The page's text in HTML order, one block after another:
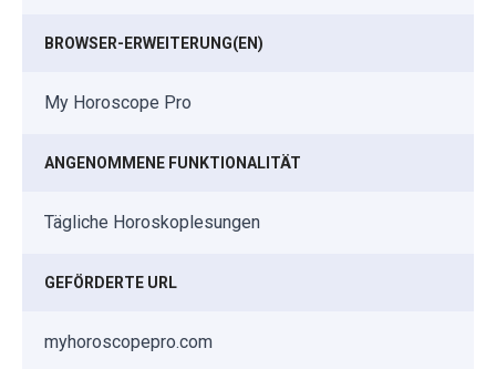
BROWSER-ERWEITERUNG(EN)
My Horoscope Pro
ANGENOMMENE FUNKTIONALITÄT
Tägliche Horoskoplesungen
GEFÖRDERTE URL
myhoroscopepro.com